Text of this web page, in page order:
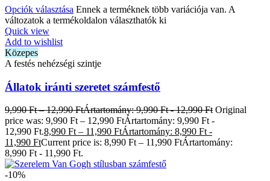
Opciók választása Ennek a terméknek több variációja van. A
változatok a termékoldalon választhatók ki
Quick view
Add to wishlist
Közepes
A festés nehézségi szintje
Állatok iránti szeretet számfestő
9,990Ft – 12,990FtÁrtartomány: 9,990 Ft - 12,990 Ft Original
price was: 9,990 Ft – 12,990 FtÁrtartomány: 9,990 Ft -
12,990 Ft.8,990 Ft – 11,990 FtÁrtartomány: 8,990 Ft -
11,990 FtCurrent price is: 8,990 Ft – 11,990 FtÁrtartomány:
8,990 Ft - 11,990 Ft.
-10%